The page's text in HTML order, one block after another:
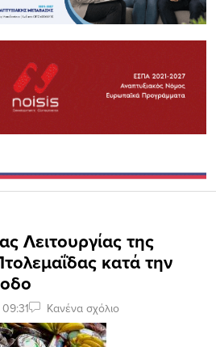
Λειτουργίας της
κατά την
09:31 Κανένα σχόλιο